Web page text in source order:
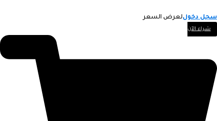
سجل دخوللعرض السعر
شراء الآن